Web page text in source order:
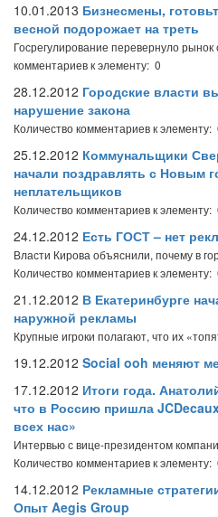
10.01.2013 Бизнесмены,
весной подорожает на треть
Госрегулирование перевернуло рынок
комментариев к элементу: 0
28.12.2012 Городские власти
нарушение закона
Количество комментариев к элементу:
25.12.2012 Коммунальщики
начали поздравлять с Новым
неплательщиков
Количество комментариев к элементу:
24.12.2012 Есть ГОСТ – нет
Власти Кирова объяснили, почему в
Количество комментариев к элементу:
21.12.2012 В Екатеринбурге
наружной рекламы
Крупные игроки полагают, что их
19.12.2012 Social ooh меняют
17.12.2012 Итоги года.
что в Россию пришла
всех нас»
Интервью с вице-президентом
Количество комментариев к элементу:
14.12.2012 Рекламные
Опыт Aegis Group